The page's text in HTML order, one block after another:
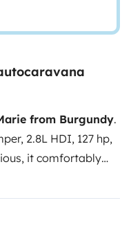
from Burgundy.
2.8L HDI, 127 hp,
it comfortably
with a
consisting of a bench
cab seats,